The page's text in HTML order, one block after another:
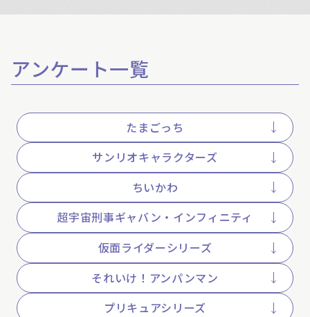
アンケート一覧
たまごっち
サンリオキャラクターズ
ちいかわ
超宇宙刑事ギャバン・インフィニティ
仮面ライダーシリーズ
それいけ！アンパンマン
プリキュアシリーズ